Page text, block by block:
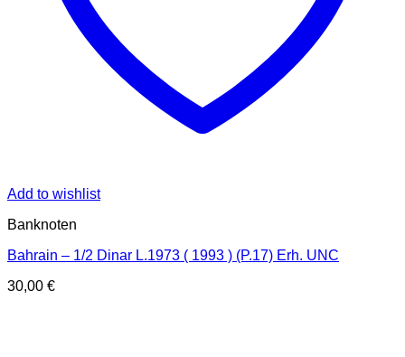
Add to wishlist
Banknoten
Bahrain – 1/2 Dinar L.1973 ( 1993 ) (P.17) Erh. UNC
30,00 €